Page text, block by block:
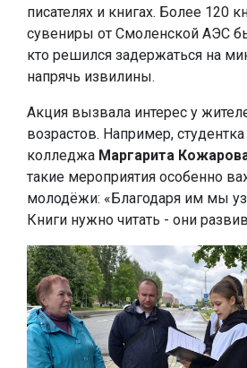
писателях и книгах. Более 120
сувениры от Смоленской АЭС
кто решился задержаться на
напрячь извилины.
Акция вызвала интерес у
возрастов. Например,
колледжа Маргарита
такие мероприятия особенно
молодёжи: «Благодаря им мы
Книги нужно читать - они